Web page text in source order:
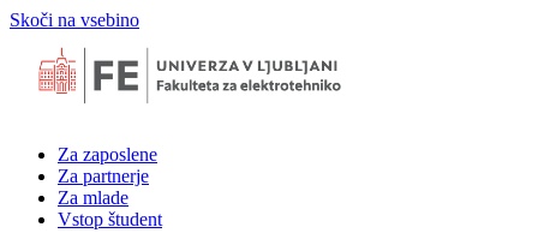
Skoči na vsebino
Za zaposlene
Za partnerje
Za mlade
Vstop študent